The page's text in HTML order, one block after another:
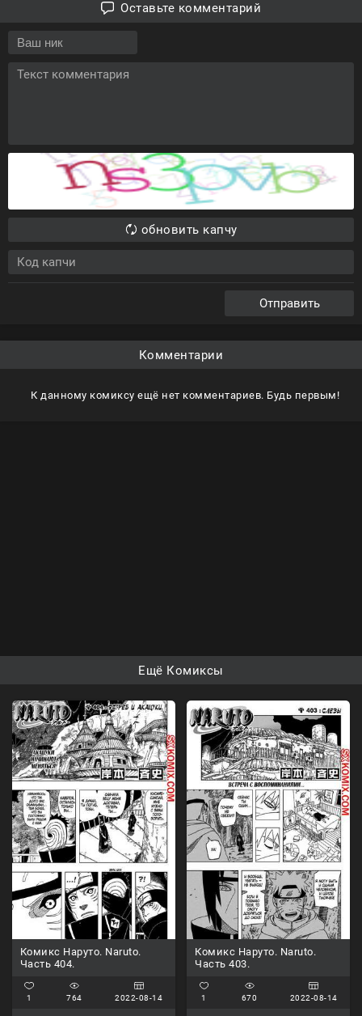
Оставьте комментарий
обновить капчу
Отправить
Комментарии
К данному комиксу ещё нет комментариев. Будь первым!
Ещё Комиксы
Комикс Наруто. Naruto.
Часть 404.
1 764 2022-08-14
Комикс Наруто. Naruto.
Часть 403.
1 670 2022-08-14